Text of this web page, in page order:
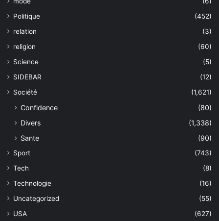
Politique
(452)
relation
(3)
religion
(60)
Science
(5)
SIDEBAR
(12)
Société
(1,621)
Confidence
(80)
Divers
(1,338)
Sante
(90)
Sport
(743)
Tech
(8)
Technologie
(16)
Uncategorized
(55)
USA
(627)